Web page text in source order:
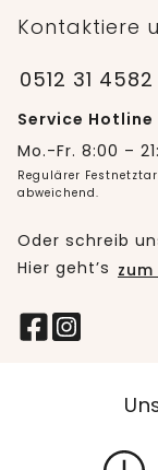
Kontaktiere
0512 31 4582
Service Hotline
Mo.-Fr. 8:00 –
Regulärer
abweichend.
Oder schreib
Hier geht’s